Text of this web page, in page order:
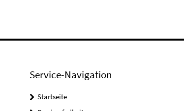
Service-Navigation
Startseite